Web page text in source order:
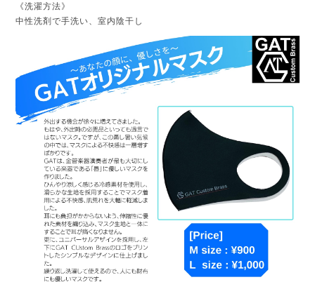
《洗濯方法》
中性洗剤で手洗い、室内陰干し